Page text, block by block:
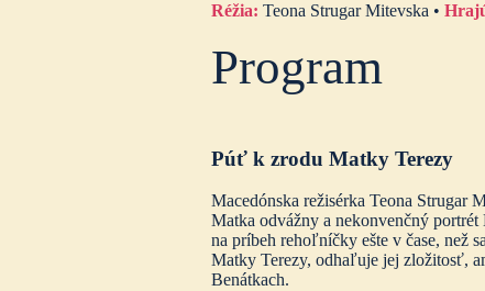
Réžia: Teona Strugar Mitevska •
Program
Púť k zrodu Matky Terezy
Macedónska režisérka Teona Strugar
Matka odvážny a nekonvenčný
na príbeh rehoľníčky ešte v čase, než
Matky Terezy, odhaľuje jej zložitosť,
Benátkach.